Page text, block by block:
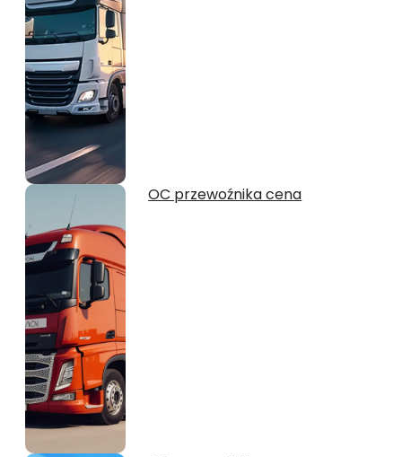
OC przewoźnika cena